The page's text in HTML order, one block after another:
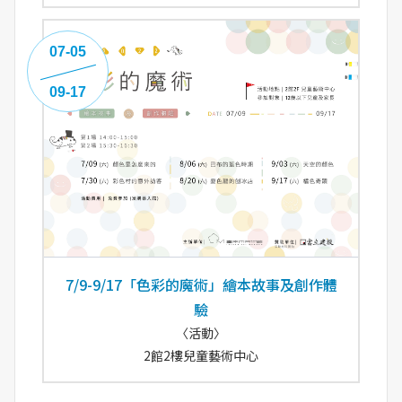
7/9-9/17「色彩的魔術」繪本故事及創作體
驗
〈活動〉
2館2樓兒童藝術中心
07-05
09-17